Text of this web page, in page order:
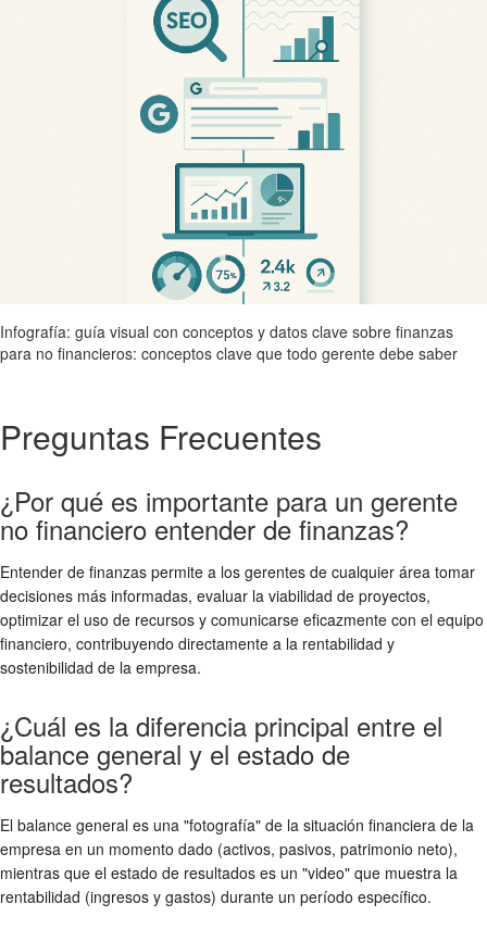
Infografía: guía visual con conceptos y datos clave sobre finanzas
para no financieros: conceptos clave que todo gerente debe saber
Preguntas Frecuentes
¿Por qué es importante para un gerente
no financiero entender de finanzas?
Entender de finanzas permite a los gerentes de cualquier área tomar
decisiones más informadas, evaluar la viabilidad de proyectos,
optimizar el uso de recursos y comunicarse eficazmente con el equipo
financiero, contribuyendo directamente a la rentabilidad y
sostenibilidad de la empresa.
¿Cuál es la diferencia principal entre el
balance general y el estado de
resultados?
El balance general es una "fotografía" de la situación financiera de la
empresa en un momento dado (activos, pasivos, patrimonio neto),
mientras que el estado de resultados es un "video" que muestra la
rentabilidad (ingresos y gastos) durante un período específico.